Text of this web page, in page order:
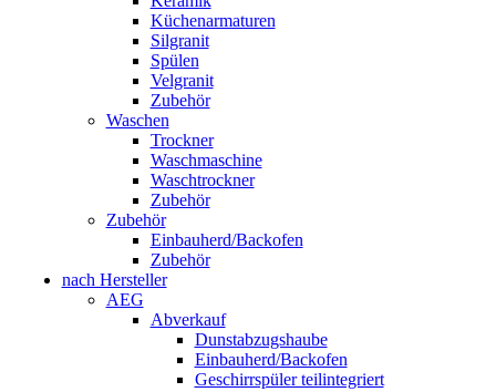
Küchenarmaturen
Silgranit
Spülen
Velgranit
Zubehör
Waschen
Trockner
Waschmaschine
Waschtrockner
Zubehör
Zubehör
Einbauherd/Backofen
Zubehör
nach Hersteller
AEG
Abverkauf
Dunstabzugshaube
Einbauherd/Backofen
Geschirrspüler teilintegriert